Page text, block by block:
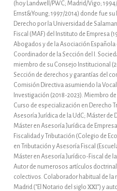
(hoy Landwell/PWC; Madrid/Vigo;
Ernst&Young; 1997/2014) donde fue
Derecho por la Universidad de
Fiscal (MAF) del Instituto de Empresa
Abogados y de la Asociación Española
Coordinador de la Sección del I.
miembro de su Consejo Institucional
Sección de derechos y garantías del
Comisión Directiva asumiendo la
Investigación (2018-2023). Miembro
Curso de especialización en Derecho
Asesoría Jurídica de la UdC; Máster de
Máster en Asesoría Jurídica de
Fiscalidad y Tributación (Colegio de
en Tributación y Asesoría Fiscal
Máster en Asesoría Jurídico-Fiscal de
Autor de numerosos artículos
colectivos. Colaborador habitual de la
Madrid ("El Notario del siglo XXI") y